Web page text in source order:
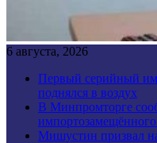
6 августа, 2026
Первый серийный
поднялся в воздух
В Минпромторге
Мишустин призвал